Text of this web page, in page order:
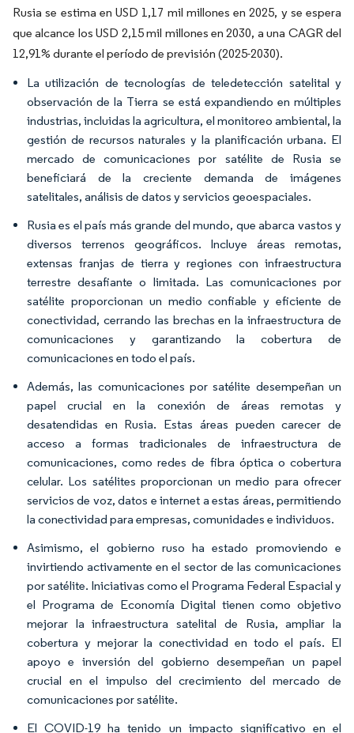
Rusia se estima en USD 1,17 mil millones en 2025, y se espera
que alcance los USD 2,15 mil millones en 2030, a una CAGR del
12,91% durante el período de previsión (2025-2030).
La utilización de tecnologías de teledetección satelital y
observación de la Tierra se está expandiendo en múltiples
industrias, incluidas la agricultura, el monitoreo ambiental, la
gestión de recursos naturales y la planificación urbana. El
mercado de comunicaciones por satélite de Rusia se
beneficiará de la creciente demanda de imágenes
satelitales, análisis de datos y servicios geoespaciales.
Rusia es el país más grande del mundo, que abarca vastos y
diversos terrenos geográficos. Incluye áreas remotas,
extensas franjas de tierra y regiones con infraestructura
terrestre desafiante o limitada. Las comunicaciones por
satélite proporcionan un medio confiable y eficiente de
conectividad, cerrando las brechas en la infraestructura de
comunicaciones y garantizando la cobertura de
comunicaciones en todo el país.
Además, las comunicaciones por satélite desempeñan un
papel crucial en la conexión de áreas remotas y
desatendidas en Rusia. Estas áreas pueden carecer de
acceso a formas tradicionales de infraestructura de
comunicaciones, como redes de fibra óptica o cobertura
celular. Los satélites proporcionan un medio para ofrecer
servicios de voz, datos e internet a estas áreas, permitiendo
la conectividad para empresas, comunidades e individuos.
Asimismo, el gobierno ruso ha estado promoviendo e
invirtiendo activamente en el sector de las comunicaciones
por satélite. Iniciativas como el Programa Federal Espacial y
el Programa de Economía Digital tienen como objetivo
mejorar la infraestructura satelital de Rusia, ampliar la
cobertura y mejorar la conectividad en todo el país. El
apoyo e inversión del gobierno desempeñan un papel
crucial en el impulso del crecimiento del mercado de
comunicaciones por satélite.
El COVID-19 ha tenido un impacto significativo en el